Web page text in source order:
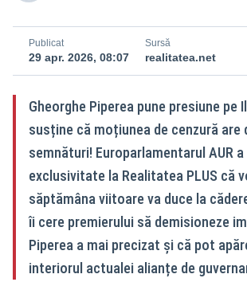
Publicat
29 apr. 2026, 08:07
Sursă
realitatea.net
Gheorghe Piperea pune presiune pe
susține că moțiunea de cenzură are
semnături! Europarlamentarul AUR
exclusivitate la Realitatea PLUS că
săptămâna viitoare va duce la
îi cere premierului să demisioneze
Piperea a mai precizat și că pot
interiorul actualei alianțe de